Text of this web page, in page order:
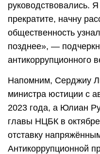
руководствовались.
прекратите, начну
общественность
позднее», —
антикоррупционного
Напомним, Серджиу
министра юстиции с
2023 года, а Юлиан
главы НЦБК в
отставку
Антикоррупционной